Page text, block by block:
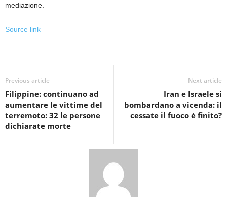
mediazione.
Source link
Previous article
Filippine: continuano ad
aumentare le vittime del
terremoto: 32 le persone
dichiarate morte
Next article
Iran e Israele si
bombardano a vicenda: il
cessate il fuoco è finito?